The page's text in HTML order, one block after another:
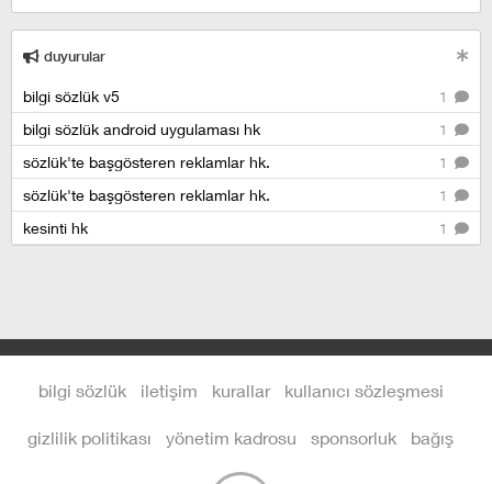
duyurular
1
bilgi sözlük v5
1
bilgi sözlük android uygulaması hk
1
sözlük'te başgösteren reklamlar hk.
1
sözlük'te başgösteren reklamlar hk.
1
kesinti hk
bilgi sözlük iletişim kurallar kullanıcı sözleşmesi
gizlilik politikası yönetim kadrosu sponsorluk bağış